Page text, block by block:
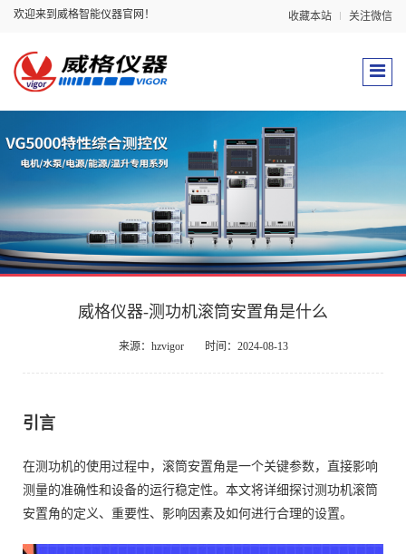
欢迎来到威格智能仪器官网！ 收藏本站 关注微信
威格仪器-测功机滚筒安置角是什么
来源：hzvigor 时间：2024-08-13
引言
在测功机的使用过程中，滚筒安置角是一个关键参数，直接影响
测量的准确性和设备的运行稳定性。本文将详细探讨测功机滚筒
安置角的定义、重要性、影响因素及如何进行合理的设置。